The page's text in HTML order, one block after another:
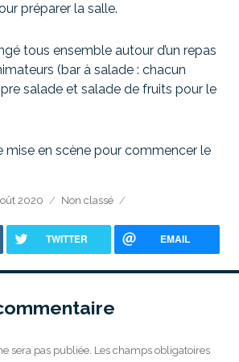
préparer la salle.
tous ensemble autour d’un repas
(bar à salade : chacun
salade et salade de fruits pour le
mise en scène pour commencer le
2020 Catégories
Non classé
TWITTER EMAIL
sera pas publiée. Les champs obligatoires